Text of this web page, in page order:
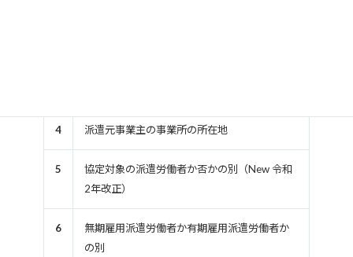
4 派遣元事業主の事業所の所在地
5
協定対象の派遣労働者か否かの別（New 令和
2年改正）
6
無期雇用派遣労働者か有期雇用派遣労働者か
の別